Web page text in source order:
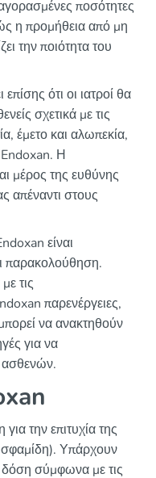
ποσότητες
η προμήθεια από μη
την ποιότητα του
ότι οι ιατροί θα
σχετικά με τις
έμετο και αλωπεκία,
Η
μέρος της ευθύνης
απέναντι στους
είναι
παρακολούθηση.
τις
παρενέργειες,
να ανακτηθούν
για να
ασθενών.
την επιτυχία της
Υπάρχουν
δόση σύμφωνα με τις